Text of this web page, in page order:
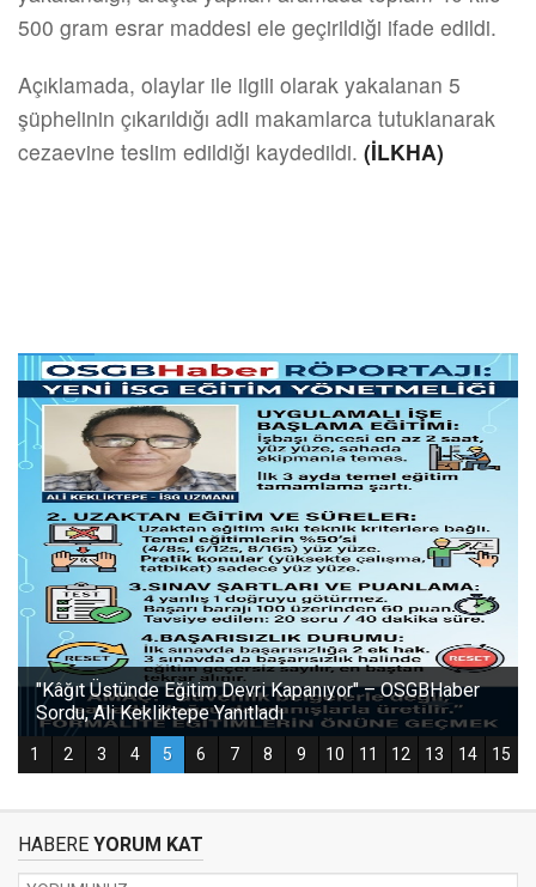
500 gram esrar maddesi ele geçirildiği ifade edildi.
Açıklamada, olaylar ile ilgili olarak yakalanan 5
şüphelinin çıkarıldığı adli makamlarca tutuklanarak
cezaevine teslim edildiği kaydedildi. (İLKHA)
HABERE YORUM KAT